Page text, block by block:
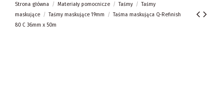
Strona główna Materiały pomocnicze Taśmy
Taśmy
maskujące
Taśmy maskujące 19mm
Taśma maskująca Q-Refinish
80 C 36mm x 50m